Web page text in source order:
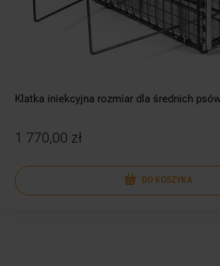
Klatka iniekcyjna rozmiar dla średnich
1 770,00 zł
DO KOSZYKA